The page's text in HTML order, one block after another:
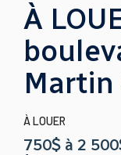
À
Martin
À LOUER
750$ à 2